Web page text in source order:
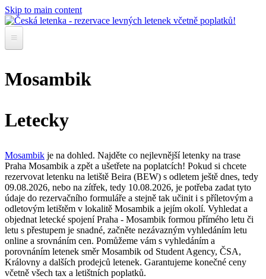
Skip to main content
Akční letenky
Mosambik
Letecky
Mosambik je na dohled. Najděte co nejlevnější letenky na trase
Praha Mosambik a zpět a ušetřete na poplatcích! Pokud si chcete
rezervovat letenku na letiště Beira (BEW) s odletem ještě dnes, tedy
09.08.2026, nebo na zítřek, tedy 10.08.2026, je potřeba zadat tyto
údaje do rezervačního formuláře a stejně tak učinit i s příletovým a
odletovým letištěm v lokalitě Mosambik a jejím okolí. Vyhledat a
objednat letecké spojení Praha - Mosambik formou přímého letu či
letu s přestupem je snadné, začněte nezávazným vyhledáním letu
online a srovnáním cen. Pomůžeme vám s vyhledáním a
porovnáním letenek směr Mosambik od Student Agency, ČSA,
Královny a dalších prodejců letenek. Garantujeme konečné ceny
včetně všech tax a letištních poplatků.